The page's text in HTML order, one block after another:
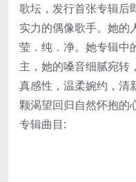
歌坛，发行首张专辑后
实力的偶像歌手。她的
莹．纯．净。她专辑中
主，她的嗓音细腻宛转
真感性，温柔婉约，清
颗渴望回归自然怀抱的
专辑曲目: